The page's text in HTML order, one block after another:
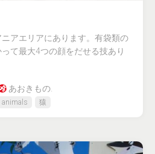
アエリアにあります。有袋類の
て最大4つの顔をだせる技あり
あおきもの.
animals 猿